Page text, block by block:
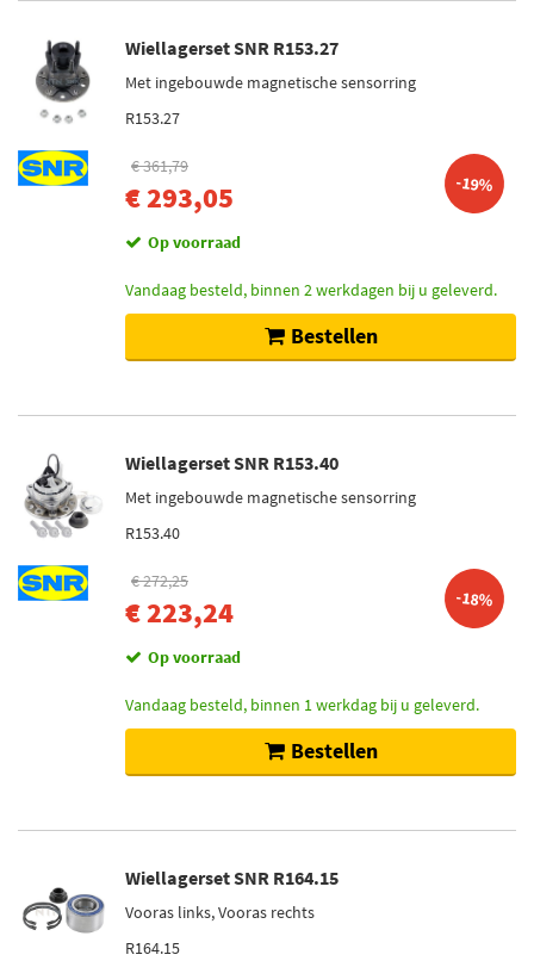
Wiellagerset SNR R153.27
Met ingebouwde magnetische sensorring
R153.27
€ 361,79
€ 293,05 -19%
Op voorraad
Vandaag besteld, binnen 2 werkdagen bij u geleverd.
Bestellen
Wiellagerset SNR R153.40
Met ingebouwde magnetische sensorring
R153.40
€ 272,25
€ 223,24 -18%
Op voorraad
Vandaag besteld, binnen 1 werkdag bij u geleverd.
Bestellen
Wiellagerset SNR R164.15
Vooras links, Vooras rechts
R164.15